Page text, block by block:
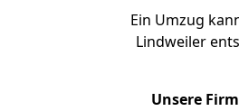
Ein Umzug
Lindweiler
Unsere